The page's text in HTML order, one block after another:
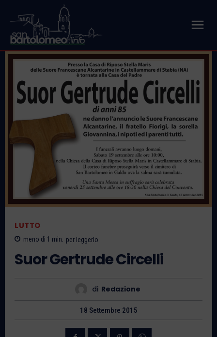
LUTTO
meno di 1 min. per leggerlo
Suor Gertrude Circelli
di Redazione
18 Settembre 2015